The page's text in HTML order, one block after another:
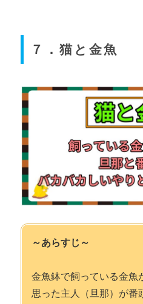
７．猫と金魚
～あらすじ～
金魚鉢で飼っている金魚
思った主人（旦那）が番